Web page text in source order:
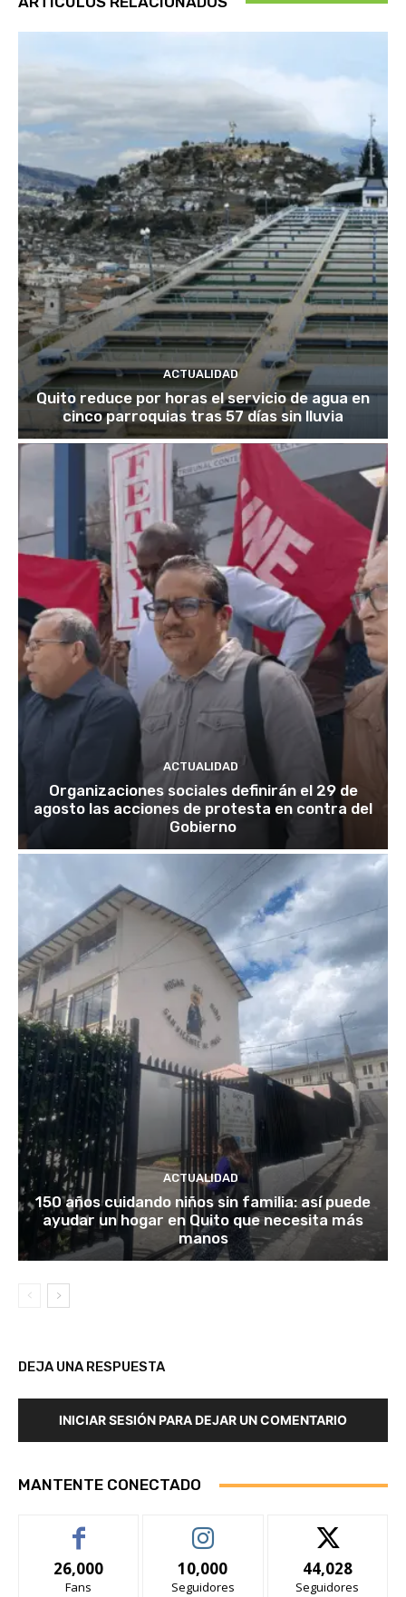
ACTUALIDAD
Quito reduce por horas el servicio de agua en
cinco parroquias tras 57 días sin lluvia
ACTUALIDAD
Organizaciones sociales definirán el 29 de
agosto las acciones de protesta en contra del
Gobierno
ACTUALIDAD
150 años cuidando niños sin familia: así puede
ayudar un hogar en Quito que necesita más
manos
DEJA UNA RESPUESTA
INICIAR SESIÓN PARA DEJAR UN COMENTARIO
MANTENTE CONECTADO
26,000
Fans
10,000
Seguidores
44,028
Seguidores